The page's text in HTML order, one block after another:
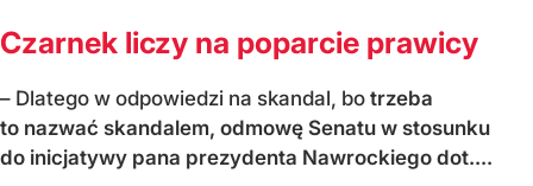
Czarnek liczy na poparcie prawicy
– Dlatego w odpowiedzi na skandal, bo trzeba
to nazwać skandalem, odmowę Senatu w stosunku
do inicjatywy pana prezydenta Nawrockiego dot....